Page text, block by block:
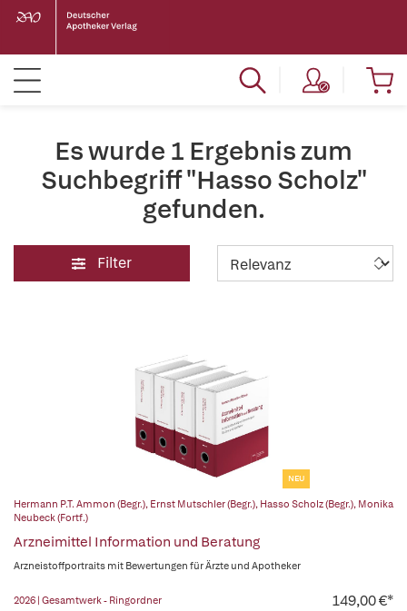
Es wurde 1 Ergebnis zum
Suchbegriff "Hasso Scholz"
gefunden.
Filter
NEU
Hermann P.T. Ammon (Begr.), Ernst Mutschler (Begr.), Hasso Scholz (Begr.), Monika
Neubeck (Fortf.)
Arzneimittel Information und Beratung
Arzneistoffportraits mit Bewertungen für Ärzte und Apotheker
2026 | Gesamtwerk - Ringordner 149,00 €*